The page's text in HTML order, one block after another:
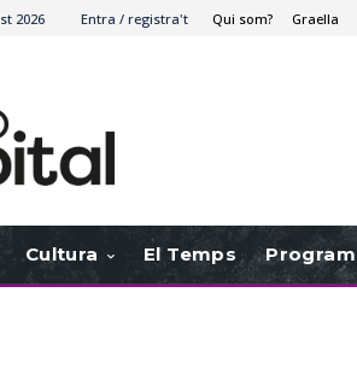
2026 Entra / registra't Qui som? Graella
Cultura El Temps